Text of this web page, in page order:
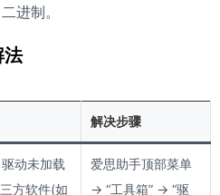
进制。
法
解决步骤
动未加载
方软件(如
爱思助手顶部菜单
→ “工具箱” → “驱